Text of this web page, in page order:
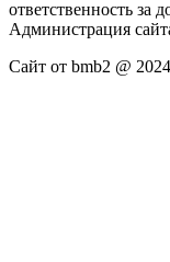
ответственность за
Администрация
Сайт от bmb2 @ 2024